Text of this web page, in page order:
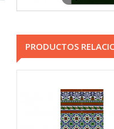
PRODUCTOS